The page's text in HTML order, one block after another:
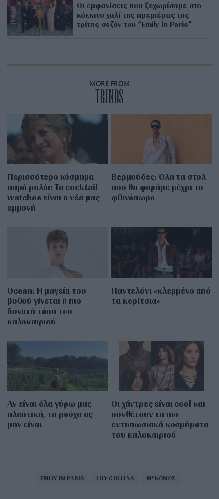
Οι εμφανίσεις που ξεχωρίσαμε στο
κόκκινο χαλί της πρεμιέρας της
τρίτης σεζόν του “Emily in Paris”
MORE FROM
TRENDS
Περισσότερο κόσμημα
παρά ρολόι: Τα cocktail
watches είναι η νέα μας
εμμονή
Βερμούδες: Όλα τα στυλ
που θα φοράμε μέχρι το
φθινόπωρο
Οcean: Η μαγεία του
βυθού γίνεται η πιο
δυνατή τάση του
καλοκαιριού
Παντελόνι «κλεμμένο από
τα κορίτσια»
Αν είναι όλα γύρω μας
πλαστικά, τα ρούχα ας
μην είναι
Οι χάντρες είναι cool και
συνθέτουν τα πιο
εντυπωσιακά κοσμήματα
του καλοκαιριού
EMILY IN PARIS LILY COLLINS ΜΥΚΟΝΟΣ